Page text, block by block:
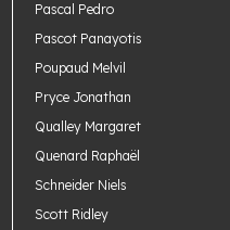
Pascal Pedro
Pascot Panayotis
Poupaud Melvil
Pryce Jonathan
Qualley Margaret
Quenard Raphaël
Schneider Niels
Scott Ridley